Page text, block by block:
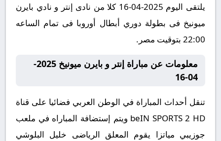
يلتقى اليوم 2025-04-16 كلا من نادى إنتر و نادي بايرن
ميونيخ فى بطولة دوري أبطال أوروبا فى تمام الساعه
22:00 بتوقيت مصر.
معلومات عن مباراة إنتر و بايرن ميونيخ 2025-
04-16
تنقل أحداث المباراة في الوطن العربي فضائيا على قناة
beIN SPORTS 2 HD ويتم إستضافة المباراه في ملعب
جوزيبي مياتزا يقوم المعلق الرياضى خليل البلوشي